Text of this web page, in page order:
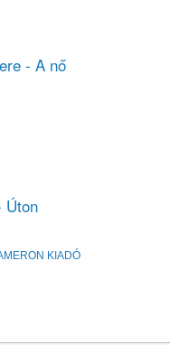
- A nő
Úton
KIADÓ